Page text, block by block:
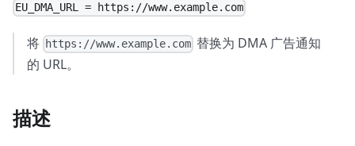
EU_DMA_URL = https://www.example.com
将 https://www.example.com 替换为 DMA 广告通知
的 URL。
描述